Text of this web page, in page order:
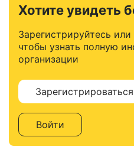
Хотите увидеть
Зарегистрируйтесь
чтобы узнать полную
организации
Зарегистрироваться
Войти